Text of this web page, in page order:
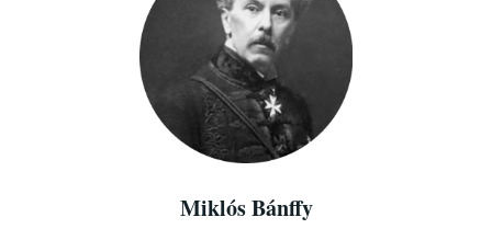
Miklós Bánffy